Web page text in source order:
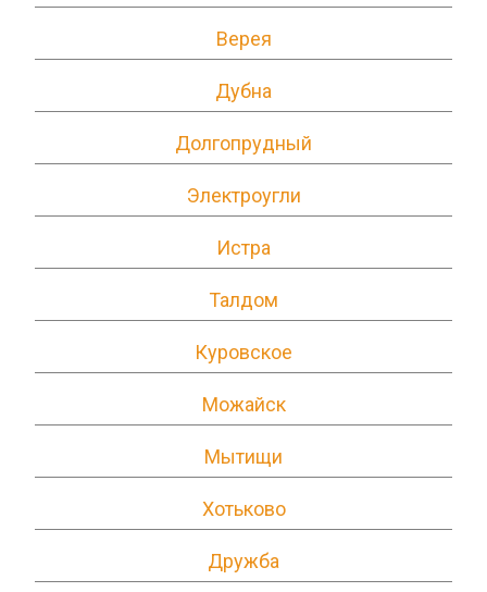
Верея
Дубна
Долгопрудный
Электроугли
Истра
Талдом
Куровское
Можайск
Мытищи
Хотьково
Дружба